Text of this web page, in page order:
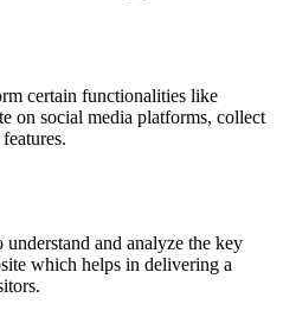
certain functionalities like
on social media platforms, collect
understand and analyze the key
which helps in delivering a